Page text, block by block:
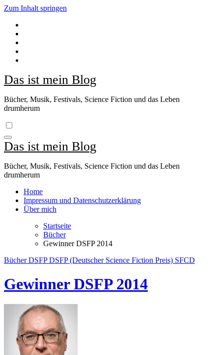
Zum Inhalt springen
Das ist mein Blog
Bücher, Musik, Festivals, Science Fiction und das Leben
drumherum
Das ist mein Blog
Bücher, Musik, Festivals, Science Fiction und das Leben
drumherum
Home
Impressum und Datenschutzerklärung
Über mich
Startseite
Bücher
Gewinner DSFP 2014
BücherDSFPDSFP (Deutscher Science Fiction Preis) SFCD
Gewinner DSFP 2014